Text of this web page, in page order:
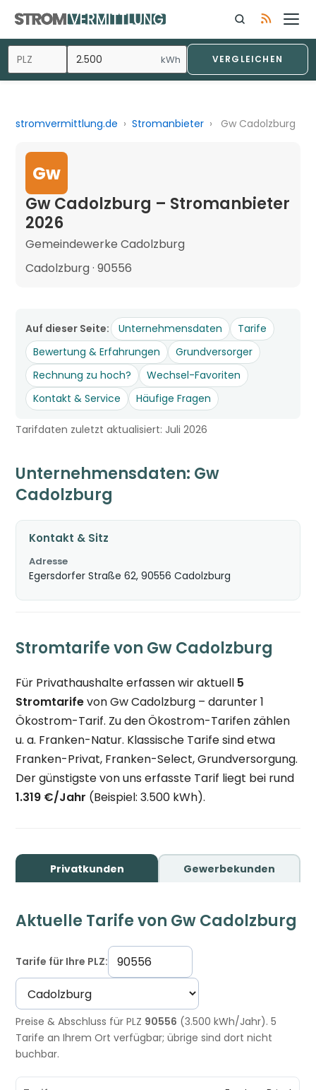
kWh VERGLEICHEN
stromvermittlung.de › Stromanbieter › Gw Cadolzburg
Gw
Gw Cadolzburg – Stromanbieter
2026
Gemeindewerke Cadolzburg
Cadolzburg · 90556
Auf dieser Seite: Unternehmensdaten
Tarife
Bewertung & Erfahrungen
Grundversorger
Rechnung zu hoch?
Wechsel-Favoriten
Kontakt & Service
Häufige Fragen
Tarifdaten zuletzt aktualisiert: Juli 2026
Unternehmensdaten: Gw
Cadolzburg
Kontakt & Sitz
Adresse
Egersdorfer Straße 62, 90556 Cadolzburg
Stromtarife von Gw Cadolzburg
Für Privathaushalte erfassen wir aktuell 5
Stromtarifevon Gw Cadolzburg – darunter 1
Ökostrom-Tarif. Zu den Ökostrom-Tarifen zählen
u. a. Franken-Natur. Klassische Tarife sind etwa
Franken-Privat, Franken-Select, Grundversorgung.
Der günstigste von uns erfasste Tarif liegt bei rund
1.319 €/Jahr (Beispiel: 3.500 kWh).
Privatkunden Gewerbekunden
Aktuelle Tarife von Gw Cadolzburg
Tarife für Ihre PLZ:
Preise & Abschluss für PLZ 90556 (3.500 kWh/Jahr). 5
Tarife an Ihrem Ort verfügbar; übrige sind dort nicht
buchbar.